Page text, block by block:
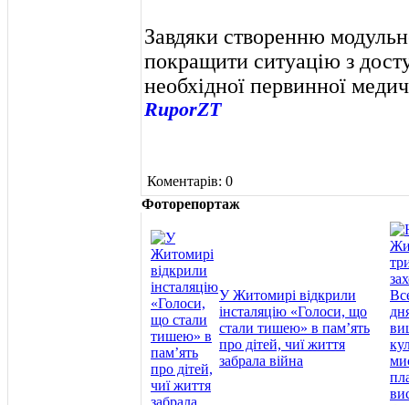
Завдяки створенню
покращити ситуацію з
необхідної первинної
RuporZT
Коментарів: 0
Фоторепортаж
У Житомирі відкрили
інсталяцію «Голоси, що
стали тишею» в пам’ять
про дітей, чиї життя
забрала війна